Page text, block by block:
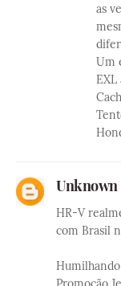
as
Um
EXL
Unknown
HR-V
com Brasil